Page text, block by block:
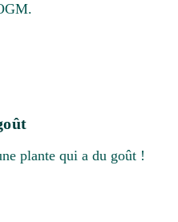
plante qui a du goût !